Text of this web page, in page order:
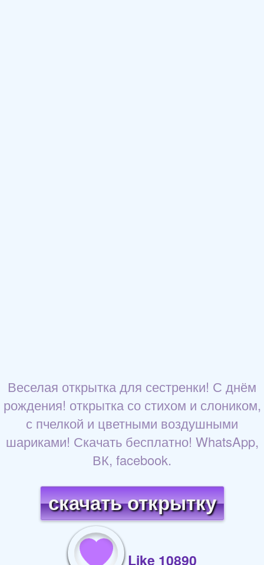
Веселая открытка для сестренки! С днём
рождения! открытка со стихом и слоником,
с пчелкой и цветными воздушными
шариками! Скачать бесплатно! WhatsApp,
ВК, facebook.
скачать открытку
Like 10890